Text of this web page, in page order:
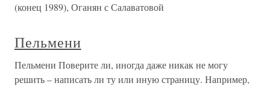
(конец 1989), Оганян с Салаватовой
Пельмени
Пельмени Поверите ли, иногда даже никак не могу
решить – написать ли ту или иную страницу. Например,